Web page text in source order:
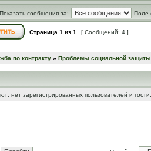
Показать сообщения за: Поле
Страница 1 из 1 [ Сообщений: 4 ]
по контракту » Проблемы социальной защиты
нет зарегистрированных пользователей и